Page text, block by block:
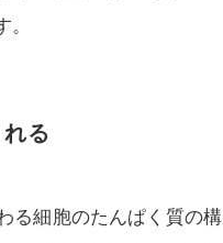
る
る細胞のたんぱく質の